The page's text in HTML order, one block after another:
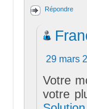
Répondre
29 mars
Votre
votre